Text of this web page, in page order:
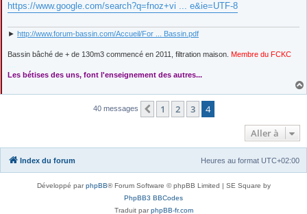
a
https://www.google.com/search?q=fnoz+vi ... e&ie=UTF-8
► http://www.forum-bassin.com/Accueil/For ... Bassin.pdf
Bassin bâché de + de 130m3 commencé en 2011, filtration maison. Membre du FCKC
Les bétises des uns, font l'enseignement des autres...
40 messages Précédente
1 2 3
4
Aller à
Index du forum Heures au format UTC+02:00
Développé parphpBB® Forum Software © phpBB Limited | SE Square by
PhpBB3 BBCodes
Traduit parphpBB-fr.com